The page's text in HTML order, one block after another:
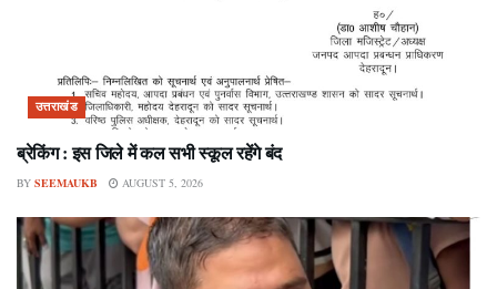
उत्तराखंड
ब्रेकिंग : इस जिले में कल सभी स्कूल रहेंगे बंद
BY SEEMAUKB AUGUST 5, 2026